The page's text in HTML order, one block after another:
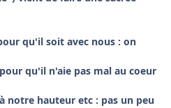
qu'il soit avec nous : on
qu'il n'aie pas mal au coeur
notre hauteur etc : pas un peu